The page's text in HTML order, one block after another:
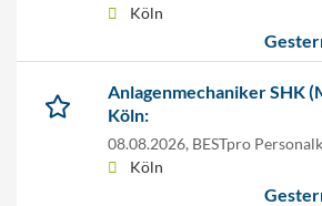
Köln
Anlagenmechaniker SHK
Köln:
08.08.2026, BESTpro
Köln